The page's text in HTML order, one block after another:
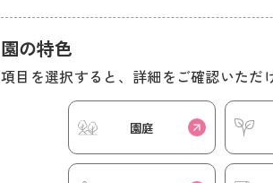
園の特色
項目を選択すると、詳細をご確認いただ
園庭